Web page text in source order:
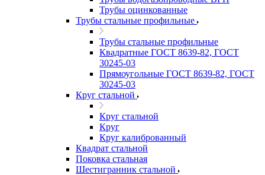
Трубы оцинкованные
Трубы стальные профильные
Трубы стальные профильные
Квадратные ГОСТ 8639-82, ГОСТ
30245-03
Прямоугольные ГОСТ 8639-82, ГОСТ
30245-03
Круг стальной
Круг стальной
Круг
Круг калиброванный
Квадрат стальной
Поковка стальная
Шестигранник стальной